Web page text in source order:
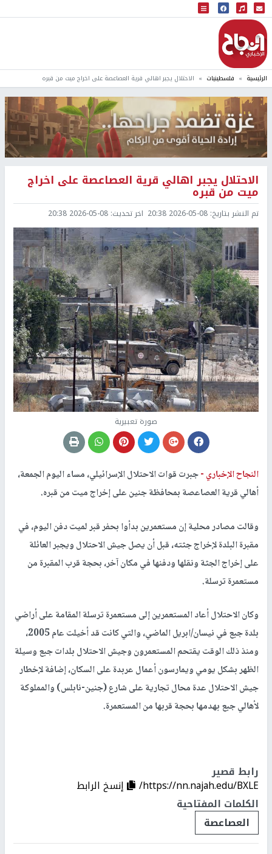
البث المباشر
إذاعة النجاح
الرئيسية فلسطينيات الاحتلال يجبر اهالي قرية العصاعصة على اخراج ميت من قبره
الاحتلال يجبر اهالي قرية العصاعصة على اخراج
ميت من قبره
تم النشر بتاريخ: 2026-05-08 20:38 اخر تحديث: 2026-05-08 20:38
صورة تعبيرية
النجاح الإخباري -جبرت قوات الاحتلال الإسرائيلي، مساء اليوم الجمعة،
أهالي قرية العصاعصة بمحافظة جنين على إخراج ميت من قبره.
وقالت مصادر محلية إن مستعمرين بدأوا بحفر قبر لميت دفن اليوم، في
مقبرة البلدة لإخراج جثته، قبل أن يصل جيش الاحتلال ويجبر العائلة
على إخراج الجثة ونقلها ودفنها في مكان آخر، بحجة قرب المقبرة من
مستعمرة ترسلة.
وكان الاحتلال أعاد المستعمرين إلى مستعمرة ترسلة المقامة على أراضي
بلدة جبع في نيسان/ابريل الماضي، والتي كانت قد أخيلت عام 2005،
ومنذ ذلك الوقت يقتحم المستعمرون وجيش الاحتلال بلدات جبع وسيلة
الظهر بشكل يومي ويمارسون أعمال عربدة على السكان، إضافة لإخطار
جيش الاحتلال عدة محال تجارية على شارع (جنين-نابلس) والمملوكة
لأهالي جبع بهدمها بحجة قربها من المستعمرة.
رابط قصير
https://nn.najah.edu/BXLE/
إنسخ الرابط
الكلمات المفتاحية
العصاعصة